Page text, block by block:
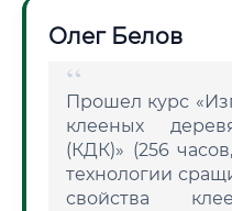
Олег Белов
Прошел курс
клееных
(КДК)» (256
технологии
свойства